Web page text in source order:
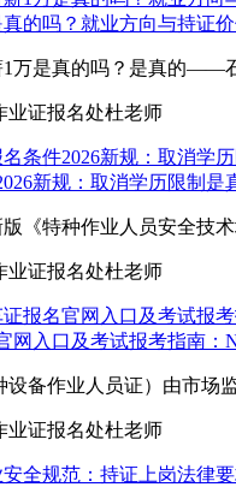
的吗？就业方向与持证
万是真的吗？是真的——
业证报名处杜老师
新规：取消学历限制是
版《特种作业人员安全
业证报名处杜老师
网入口及考试报考指南：
设备作业人员证）由市场
业证报名处杜老师